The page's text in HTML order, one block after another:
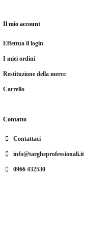
Il mio account
Effettua il login
I miei ordini
Restituzione della merce
Carrello
Contatto
Contattaci
info@targheprofessionali.it
0966 432530